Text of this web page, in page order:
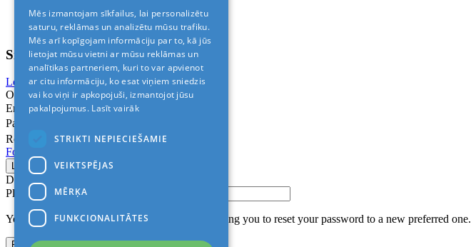
Nosacījumi un atrunas
© 2011-2026> «ALANI SIA»
Sign In
Login with Facebook Login with Google
Or
Email
Password
Remember me
Forgot Password?
Don’t have an account?
Please confirm login email below
You will receive an email containing a link allowing you to reset your password to a new preferred one.
Mēs izmantojam sīkfailus, lai personalizētu
saturu, reklāmas un analizētu mūsu trafiku.
Mēs arī kopīgojam informāciju par to, kā jūs
lietojat mūsu vietni ar mūsu reklāmas un
analītikas partneriem, kuri to var apvienot
ar citu informāciju, ko esat viņiem sniedzis
vai ko viņi ir apkopojuši, izmantojot jūsu
pakalpojumus. Lasīt vairāk
STRIKTI NEPIECIEŠAMIE
VEIKTSPĒJAS
MĒRĶA
FUNKCIONALITĀTES